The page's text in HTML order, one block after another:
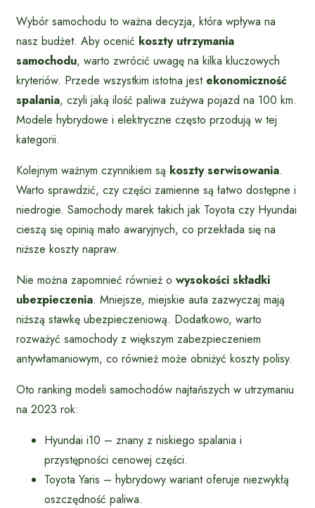
Wybór samochodu to ważna decyzja, która wpływa na
nasz budżet. Aby ocenić koszty utrzymania
samochodu, warto zwrócić uwagę na kilka kluczowych
kryteriów. Przede wszystkim istotna jest ekonomiczność
spalania, czyli jaką ilość paliwa zużywa pojazd na 100 km.
Modele hybrydowe i elektryczne często przodują w tej
kategorii.
Kolejnym ważnym czynnikiem są koszty serwisowania.
Warto sprawdzić, czy części zamienne są łatwo dostępne i
niedrogie. Samochody marek takich jak Toyota czy Hyundai
cieszą się opinią mało awaryjnych, co przekłada się na
niższe koszty napraw.
Nie można zapomnieć również o wysokości składki
ubezpieczenia. Mniejsze, miejskie auta zazwyczaj mają
niższą stawkę ubezpieczeniową. Dodatkowo, warto
rozważyć samochody z większym zabezpieczeniem
antywłamaniowym, co również może obniżyć koszty polisy.
Oto ranking modeli samochodów najtańszych w utrzymaniu
na 2023 rok:
Hyundai i10 – znany z niskiego spalania i
przystępności cenowej części.
Toyota Yaris – hybrydowy wariant oferuje niezwykłą
oszczędność paliwa.